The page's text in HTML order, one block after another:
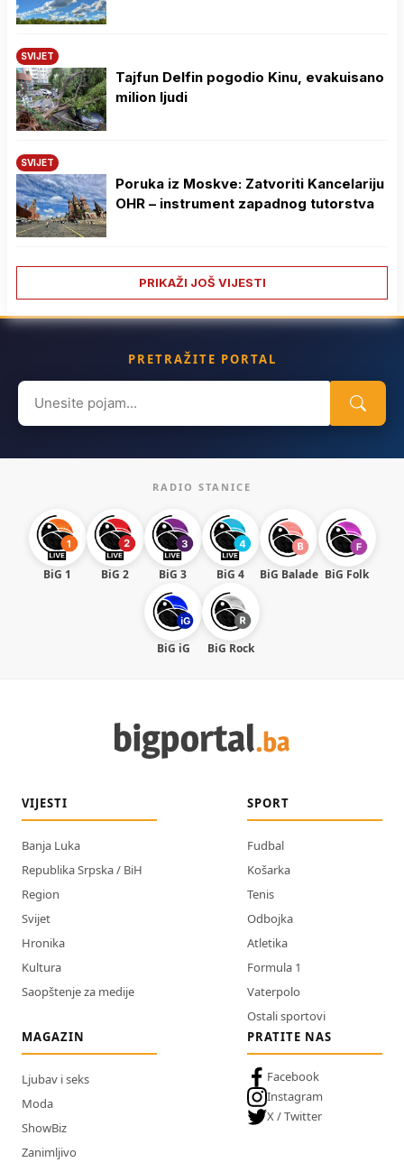
SVIJET
Tajfun Delfin pogodio Kinu, evakuisano
milion ljudi
SVIJET
Poruka iz Moskve: Zatvoriti Kancelariju
OHR – instrument zapadnog tutorstva
PRIKAŽI JOŠ VIJESTI
PRETRAŽITE PORTAL
Search
for:
RADIO STANICE
BiG 1 BiG 2 BiG 3 BiG 4 BiG Balade BiG Folk
BiG iG BiG Rock
VIJESTI
Banja Luka
Republika Srpska / BiH
Region
Svijet
Hronika
Kultura
Saopštenje za medije
SPORT
Fudbal
Košarka
Tenis
Odbojka
Atletika
Formula 1
Vaterpolo
Ostali sportovi
MAGAZIN
Ljubav i seks
Moda
ShowBiz
Zanimljivo
PRATITE NAS
Facebook
Instagram
X / Twitter